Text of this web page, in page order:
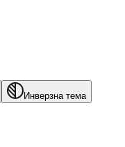
Инверзна тема